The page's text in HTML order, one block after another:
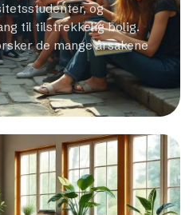
og
til tilstrekkelig bolig.
de mange årsakene